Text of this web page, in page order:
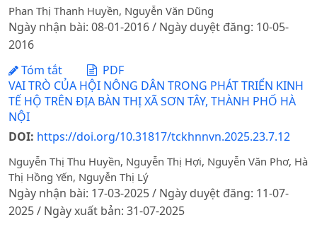
Phan Thị Thanh Huyền, Nguyễn Văn Dũng
Ngày nhận bài: 08-01-2016 / Ngày duyệt đăng: 10-05-
2016
Tóm tắt
PDF
VAI TRÒ CỦA HỘI NÔNG DÂN TRONG PHÁT TRIỂN KINH
TẾ HỘ TRÊN ĐỊA BÀN THỊ XÃ SƠN TÂY, THÀNH PHỐ HÀ
NỘI
DOI: https://doi.org/10.31817/tckhnnvn.2025.23.7.12
Nguyễn Thị Thu Huyền, Nguyễn Thị Hợi, Nguyễn Văn Phơ, Hà
Thị Hồng Yến, Nguyễn Thị Lý
Ngày nhận bài: 17-03-2025 / Ngày duyệt đăng: 11-07-
2025 / Ngày xuất bản: 31-07-2025